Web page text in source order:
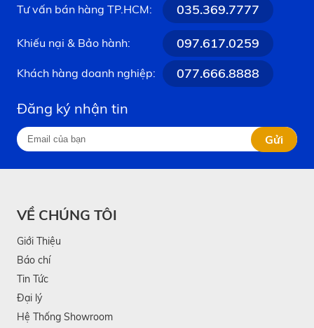
Tư vấn bán hàng TP.HCM: 035.369.7777
Khiếu nại & Bảo hành: 097.617.0259
Khách hàng doanh nghiệp: 077.666.8888
Đăng ký nhận tin
Gửi
VỀ CHÚNG TÔI
Giới Thiệu
Báo chí
Tin Tức
Đại lý
Hệ Thống Showroom